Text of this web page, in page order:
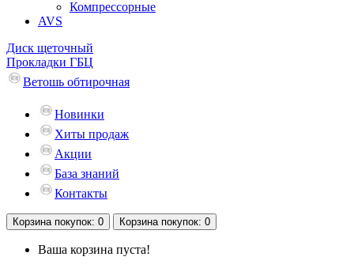
Компрессорные
AVS
Диск щеточный
Прокладки ГБЦ
Ветошь обтирочная
Новинки
Хиты продаж
Акции
База знаний
Контакты
Корзина покупок: 0 Корзина покупок: 0
Ваша корзина пуста!